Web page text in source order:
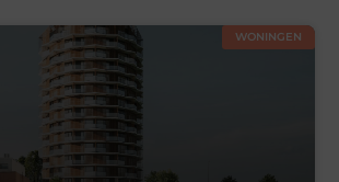
WONINGEN